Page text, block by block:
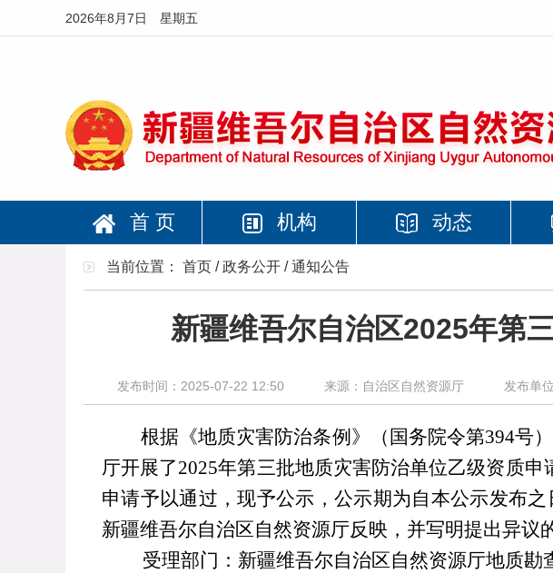
2026年8月7日 星期五
首 页 机构 动态
当前位置： 首页 /政务公开 /通知公告
新疆维吾尔自治区2025年第
发布时间：2025-07-22 12:50 来源：自治区自然资源厅 发布单
根据《地质灾害防治条例》（国务院令第394号
厅开展了2025年第三批地质灾害防治单位乙级资质
申请予以通过，现予公示，公示期为自本公示发布之
新疆维吾尔自治区自然资源厅反映，并写明提出异议
受理部门：新疆维吾尔自治区自然资源厅地质勘